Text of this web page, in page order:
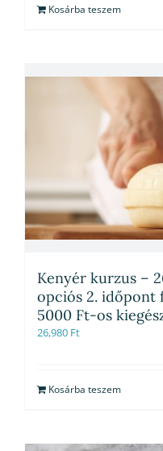
Kosárba teszem
Kenyér kurzus –
opciós 2. időpont
5000 Ft-os
26,980 Ft
Kosárba teszem